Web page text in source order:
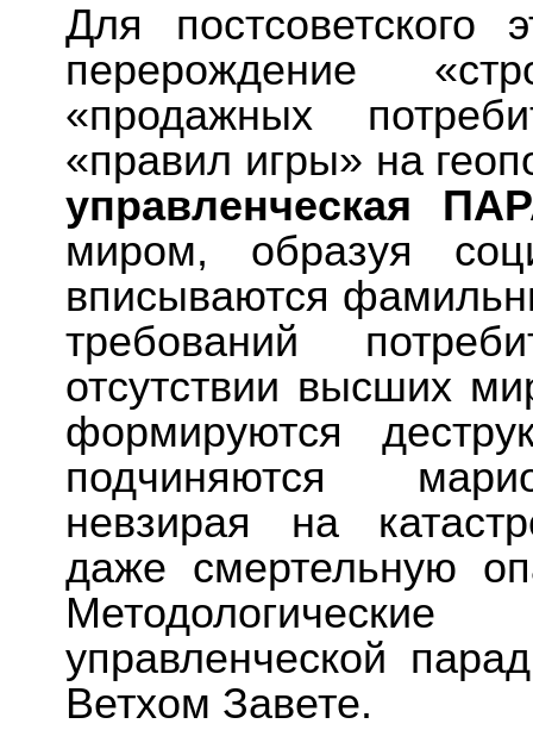
Для постсоветского
перерождение
«продажных
«правил игры» на
управленческая
миром, образуя
вписываются
требований
отсутствии высших
формируются
подчиняются
невзирая на
даже смертельную
управленческой
Ветхом Завете.